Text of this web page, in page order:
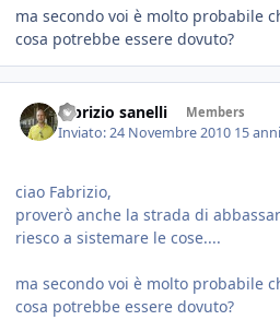
ma secondo voi è molto probabile
cosa potrebbe essere dovuto?
fabrizio sanelli Members
Inviato:24 Novembre 2010 15 anni
ciao Fabrizio,
proverò anche la strada di
riesco a sistemare le cose....
ma secondo voi è molto probabile
cosa potrebbe essere dovuto?